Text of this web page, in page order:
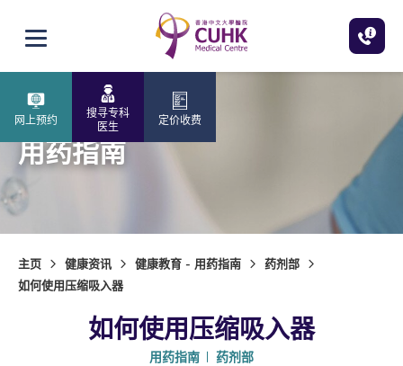
打开选单
网上预约
搜寻专科
医生
定价收费
用药指南
主页 健康资讯 健康教育 - 用药指南
药剂部
如何使用压缩吸入器
如何使用压缩吸入器
用药指南 药剂部